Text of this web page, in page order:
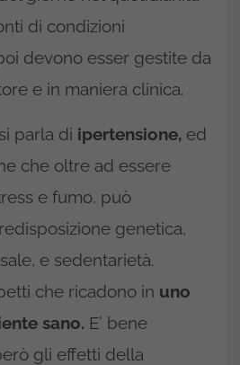
di condizioni
devono esser gestite da
e in maniera clinica.
parla di ipertensione, ed
che oltre ad essere
e fumo, può
genetica,
e sedentarietà.
che ricadono in uno
sano. E’ bene
gli effetti della